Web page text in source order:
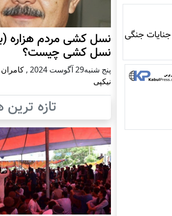
جنگی
نسل کشی مردم
نسل کشی چیست؟
پنج شنبه29 آگوست 2024 , کامران
نیکپی
تازه ترین